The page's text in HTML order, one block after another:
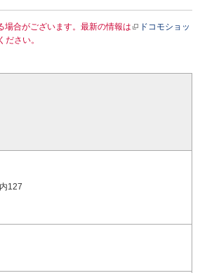
場合がございます。最新の情報は
ドコモショッ
ださい。
127